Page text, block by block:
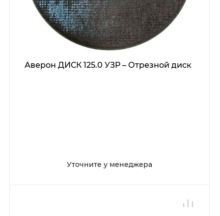
Аверон ДИСК 125.0 УЗР – Отрезной диск
Уточните у менеджера